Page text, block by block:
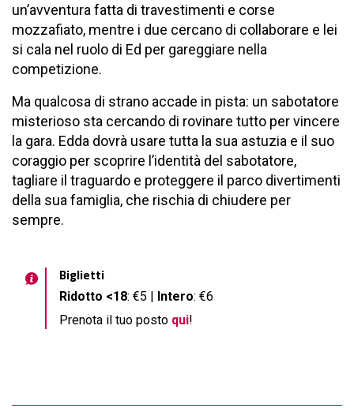
un’avventura fatta di travestimenti e corse
mozzafiato, mentre i due cercano di collaborare e lei
si cala nel ruolo di Ed per gareggiare nella
competizione.
Ma qualcosa di strano accade in pista: un sabotatore
misterioso sta cercando di rovinare tutto per vincere
la gara. Edda dovrà usare tutta la sua astuzia e il suo
coraggio per scoprire l’identità del sabotatore,
tagliare il traguardo e proteggere il parco divertimenti
della sua famiglia, che rischia di chiudere per
sempre.
Biglietti
Ridotto <18: €5 | Intero: €6
Prenota il tuo posto qui!